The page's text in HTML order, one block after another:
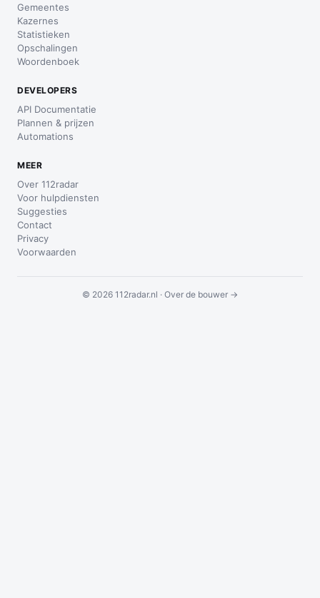
Gemeentes
Kazernes
Statistieken
Opschalingen
Woordenboek
DEVELOPERS
API Documentatie
Plannen & prijzen
Automations
MEER
Over 112radar
Voor hulpdiensten
Suggesties
Contact
Privacy
Voorwaarden
© 2026 112radar.nl · Over de bouwer →